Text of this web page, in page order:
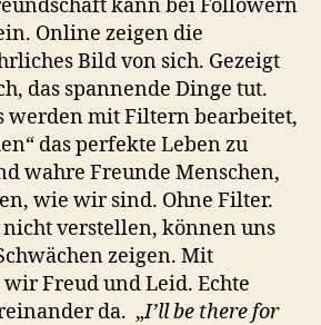
kann bei Followern
Online zeigen die
Bild von sich. Gezeigt
das spannende Dinge tut.
werden mit Filtern bearbeitet,
das perfekte Leben zu
wahre Freunde Menschen,
wie wir sind. Ohne Filter.
verstellen, können uns
zeigen. Mit
Freud und Leid. Echte
da. „I’ll be there for